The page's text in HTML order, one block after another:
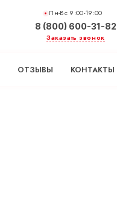
Пн-Вс 9:00-19:00
8 (800) 600-31-82
Заказать звонок
ОТЗЫВЫ КОНТАКТЫ